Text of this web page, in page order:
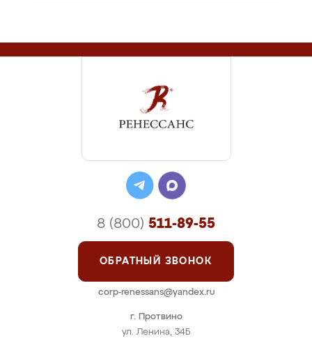
г. Протвино
ул. Ленина, 34Б
8 (800) 511-89-55
ОБРАТНЫЙ ЗВОНОК
corp-renessans@yandex.ru